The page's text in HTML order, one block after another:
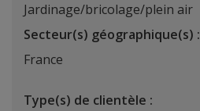
Jardinage/bricolage/plein air
Secteur(s) géographique(s) :
France
Type(s) de clientèle :